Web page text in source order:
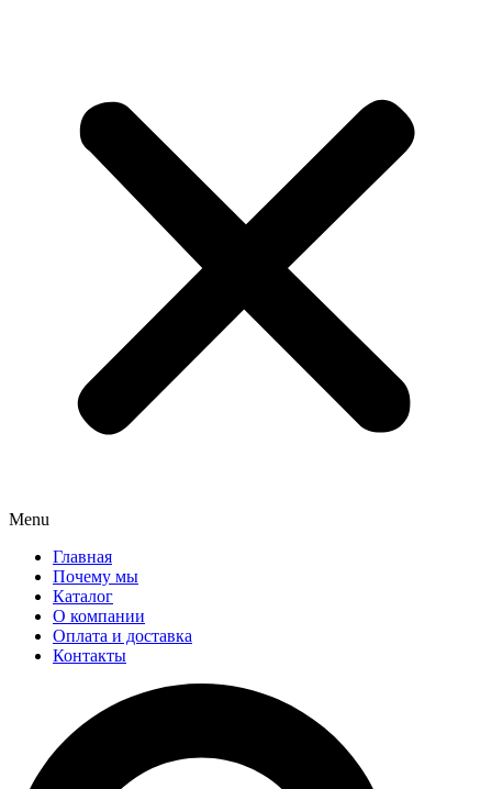
Menu
Главная
Почему мы
Каталог
О компании
Оплата и доставка
Контакты